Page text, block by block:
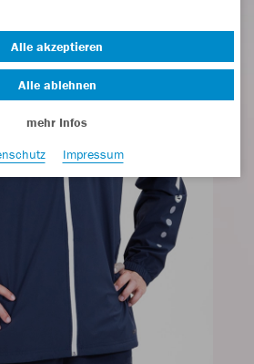
Alle akzeptieren
Alle ablehnen
mehr Infos
Impressum